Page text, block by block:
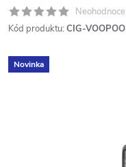
Kód produktu: CIG-
Novinka